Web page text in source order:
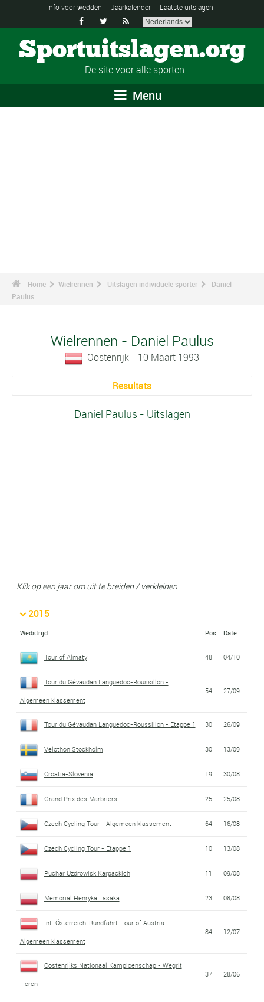
Info voor wedden Jaarkalender Laatste uitslagen
  
Sportuitslagen.org
De site voor alle sporten
Menu
Home Wielrennen Uitslagen individuele sporter
Daniel
Paulus
Wielrennen - Daniel Paulus
Oostenrijk - 10 Maart 1993
Resultats
Daniel Paulus - Uitslagen
Klik op een jaar om uit te breiden / verkleinen
2015
Wedstrijd Pos Date
Tour of Almaty 48 04/10
Tour du Gévaudan Languedoc-Roussillon -
Algemeen klassement
54 27/09
Tour du Gévaudan Languedoc-Roussillon - Etappe 1 30 26/09
Velothon Stockholm 30 13/09
Croatia-Slovenia 19 30/08
Grand Prix des Marbriers 25 25/08
Czech Cycling Tour - Algemeen klassement 64 16/08
Czech Cycling Tour - Etappe 1 10 13/08
Puchar Uzdrowisk Karpackich 11 09/08
Memorial Henryka Lasaka 23 08/08
Int. Österreich-Rundfahrt-Tour of Austria -
Algemeen klassement
84 12/07
Oostenrijks Nationaal Kampioenschap - Wegrit
Heren
37 28/06